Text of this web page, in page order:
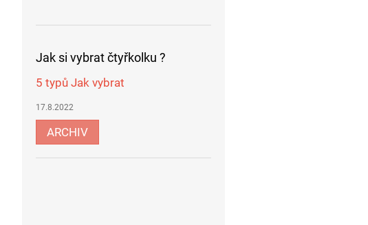
Jak si vybrat čtyřkolku ?
5 typů Jak vybrat
17.8.2022
ARCHIV